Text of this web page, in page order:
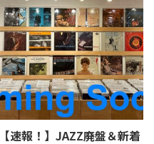
【速報！】JAZZ廃盤＆新着